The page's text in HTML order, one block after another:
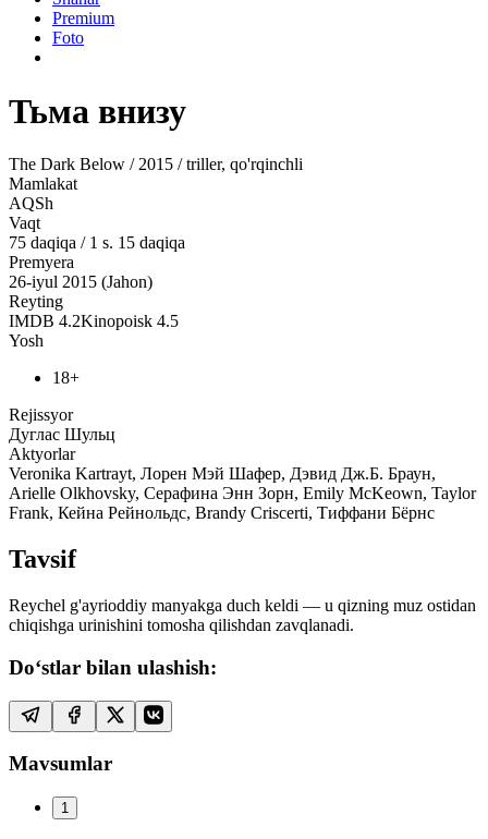
Premium
Foto
Тьма внизу
The Dark Below / 2015 / triller, qo'rqinchli
Mamlakat
AQSh
Vaqt
75 daqiqa / 1 s. 15 daqiqa
Premyera
26-iyul 2015 (Jahon)
Reyting
IMDB 4.2Kinopoisk 4.5
Yosh
18+
Rejissyor
Дуглас Шульц
Aktyorlar
Veronika Kartrayt, Лорен Мэй Шафер, Дэвид Дж.Б. Браун,
Arielle Olkhovsky, Серафина Энн Зорн, Emily McKeown, Taylor
Frank, Кейна Рейнольдс, Brandy Criscerti, Тиффани Бёрнс
Tavsif
Reychel g'ayrioddiy manyakga duch keldi — u qizning muz ostidan
chiqishga urinishini tomosha qilishdan zavqlanadi.
Do‘stlar bilan ulashish:
Mavsumlar
1